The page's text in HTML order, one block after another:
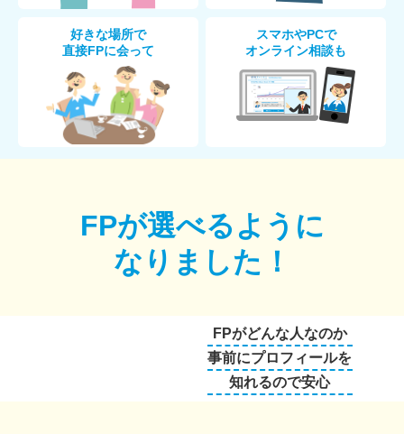
好きな場所で
直接FPに会って
スマホやPCで
オンライン相談も
FPが選べるように
なりました！
FPがどんな人なのか
事前にプロフィールを
知れるので安心